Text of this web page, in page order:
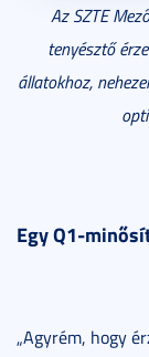
Az SZTE
tenyésztő
állatokhoz,
Egy Q1-
„Agyrém, hogy